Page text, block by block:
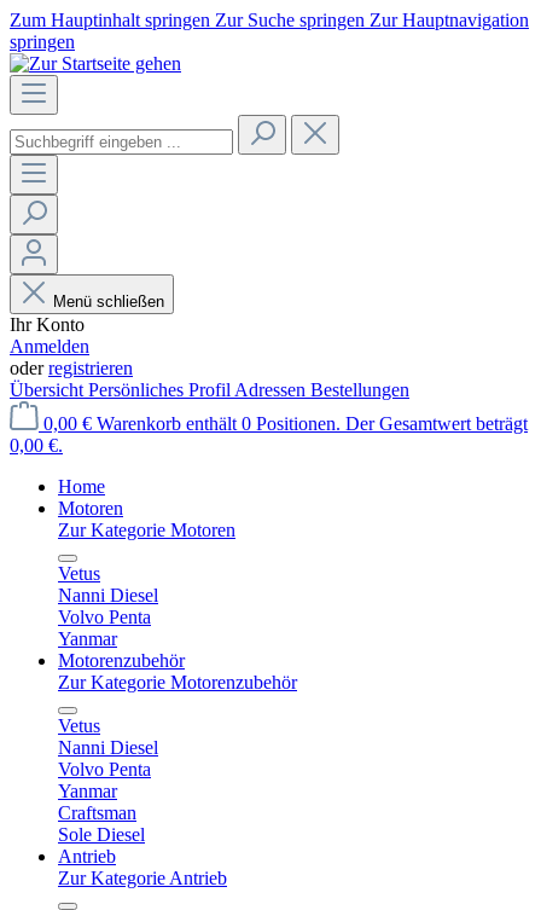
Zum Hauptinhalt springen Zur Suche springen Zur Hauptnavigation
springen
Menü schließen
Ihr Konto
Anmelden
oderregistrieren
Übersicht Persönliches Profil Adressen Bestellungen
0,00 € Warenkorb enthält 0 Positionen. Der Gesamtwert beträgt
0,00 €.
Home
Motoren
Zur Kategorie Motoren
Vetus
Nanni Diesel
Volvo Penta
Yanmar
Motorenzubehör
Zur Kategorie Motorenzubehör
Vetus
Nanni Diesel
Volvo Penta
Yanmar
Craftsman
Sole Diesel
Antrieb
Zur Kategorie Antrieb